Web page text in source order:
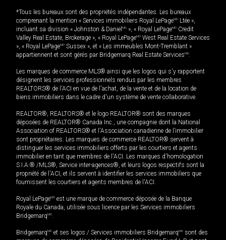
*Tous les bureaux sont des propriétés indépendantes. Les bureaux
comprenant la mention « Services immobiliers Royal LePageMD Ltée »,
incluant sa division « Johnston & Daniel MD », « Royal LePageMD Credit
Valley Real Estate, Brokerage », « Royal LePageMD West Real Estate Services
», « Royal LePageMD Sussex », et « Les immeubles Mont-Tremblant »
appartiennent et sont gérés par Bridgemarq Real Estate ServicesMD.
Les marques de commerce MLS® ainsi que les logos qui s'y rapportent
désignent les services professionnels rendus par les membres
REALTORS® de l'ACI en vue de l'achat, de la vente et de la location de
biens immobiliers dans le cadre d'un système de vente collaborative.
REALTOR®, REALTORS® et le logo REALTOR® sont des marques
déposées de REALTOR® Canada Inc., une compagnie dont la National
Association of REALTORS® et l'Association canadienne de l’immobilier
sont propriétaires. Les marques de commerce REALTOR® servent à
distinguer les services immobiliers offerts par les courtiers et agents
immobilier en tant que membres de l'ACI. Les marques d'homologation
S.I.A.® /MLS®, Service inter-agences®, et leurs logos respectifs sont la
propriété de l'ACI, et ils servent à identifier les services immobiliers que
fournissent les courtiers et agents membres de l'ACI.
Royal LePageMD est une marque de commerce déposée de la Banque
Royale du Canada, utilisée sous licence par les Services immobiliers
BridgemarqMD.
BridgemarqMD et ses logos / Services immobiliers BridgemarqMD sont des